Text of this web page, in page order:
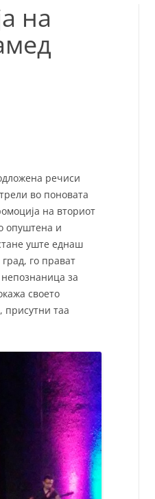
на
речиси
во поновата
на вториот
опуштена и
уште еднаш
го прават
за
своето
присутни таа